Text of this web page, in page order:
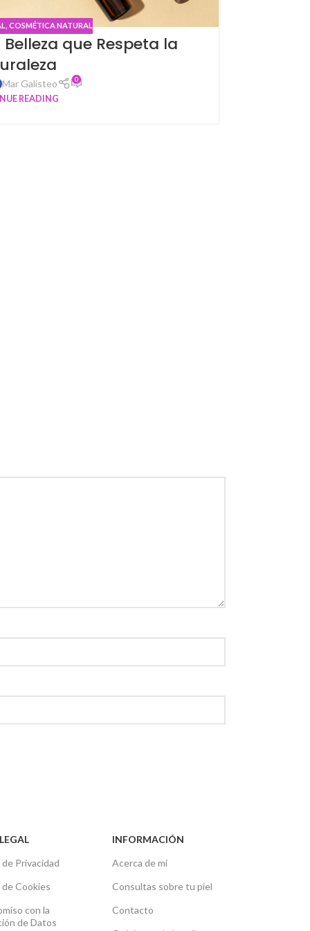
COSMÉTICA NATURAL
que Respeta la
Mar Galisteo 0
READING
Privacidad
Cookies
con la
de Datos
INFORMACIÓN
Acerca de mi
Consultas sobre tu piel
Contacto